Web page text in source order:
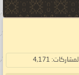
المشاركات: 4,171